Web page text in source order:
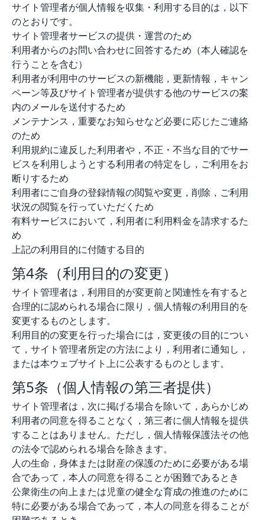
サイト管理者が個人情報を収集・利用する目的は，以下
のとおりです。
サイト管理者サービスの提供・運営のため
利用者からのお問い合わせに回答するため（本人確認を
行うことを含む）
利用者が利用中のサービスの新機能，更新情報，キャン
ペーン等及びサイト管理者が提供する他のサービスの案
内のメールを送付するため
メンテナンス，重要なお知らせなど必要に応じたご連絡
のため
利用規約に違反した利用者や，不正・不当な目的でサー
ビスを利用しようとする利用者の特定をし，ご利用をお
断りするため
利用者にご自身の登録情報の閲覧や変更，削除，ご利用
状況の閲覧を行っていただくため
有料サービスにおいて，利用者に利用料金を請求するた
め
上記の利用目的に付随する目的
第4条（利用目的の変更）
サイト管理者は，利用目的が変更前と関連性を有すると
合理的に認められる場合に限り，個人情報の利用目的を
変更するものとします。
利用目的の変更を行った場合には，変更後の目的につい
て，サイト管理者所定の方法により，利用者に通知し，
または本ウェブサイト上に公表するものとします。
第5条（個人情報の第三者提供）
サイト管理者は，次に掲げる場合を除いて，あらかじめ
利用者の同意を得ることなく，第三者に個人情報を提供
することはありません。ただし，個人情報保護法その他
の法令で認められる場合を除きます。
人の生命，身体または財産の保護のために必要がある場
合であって，本人の同意を得ることが困難であるとき
公衆衛生の向上または児童の健全な育成の推進のために
特に必要がある場合であって，本人の同意を得ることが